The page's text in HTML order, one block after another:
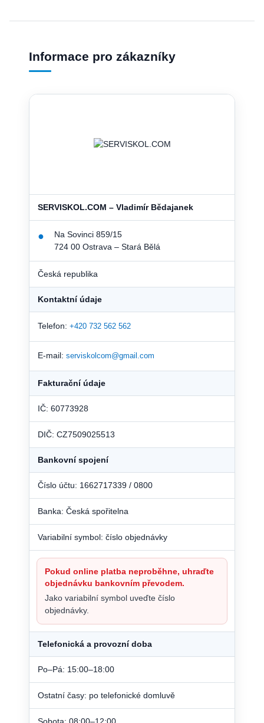
Informace pro zákazníky
SERVISKOL.COM – Vladimír Bědajanek
●
Na Sovinci 859/15
724 00 Ostrava – Stará Bělá
Česká republika
Kontaktní údaje
Telefon: +420 732 562 562
E-mail: serviskolcom@gmail.com
Fakturační údaje
IČ: 60773928
DIČ: CZ7509025513
Bankovní spojení
Číslo účtu: 1662717339 / 0800
Banka: Česká spořitelna
Variabilní symbol: číslo objednávky
Pokud online platba neproběhne, uhraďte
objednávku bankovním převodem.
Jako variabilní symbol uveďte číslo
objednávky.
Telefonická a provozní doba
Po–Pá: 15:00–18:00
Ostatní časy: po telefonické domluvě